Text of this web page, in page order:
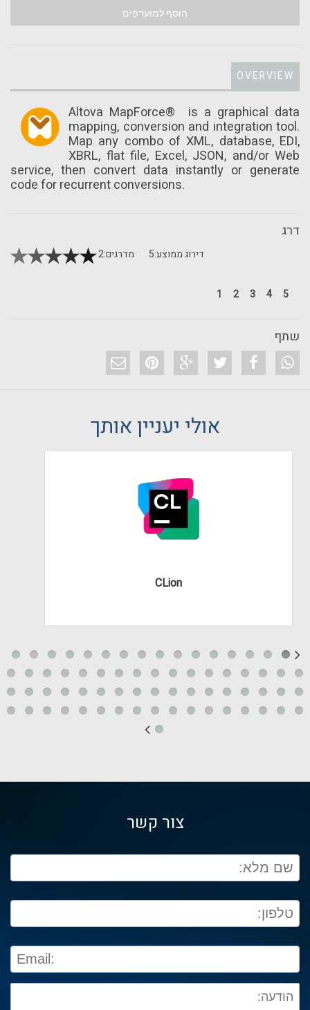
הוסף למועדפים
OVERVIEW
Altova MapForce® is a graphical data
mapping, conversion and integration tool.
Map any combo of XML, database, EDI,
XBRL, flat file, Excel, JSON, and/or Web
service, then convert data instantly or generate
code for recurrent conversions.
דרג
דירוג ממוצע:5 מדרגים:2
5
4
3
2
1
שתף
אולי יעניין אותך
CLion
צור קשר